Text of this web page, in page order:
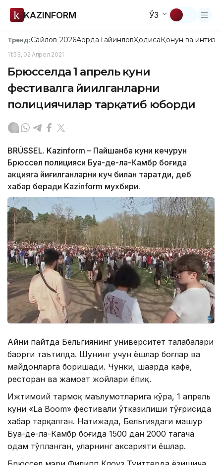
KAZINFORM ЎЗ
Тренд:Сайлов-2026АқордаТайинловҲодисаҚонун ва
11:53, 02 Апрел 2021
Брюсселда 1 апрель куни
фестивалга йиғилганларни
полициячилар тарқатиб юборди
BRÚSSEL. Kazinform – Пайшанба куни кечқурун
Брюссел полицияси Буа-де-ла-Камбр боғида
акцияга йиғилганларни куч билан тарқатди, деб
хабар беради Kazinform мухбири.
Айни пайтда Бельгиянинг университет талабалари
баҳорги таътилда. Шунинг учун ёшлар боғлар ва
майдонларга боришади. Чунки, шаҳарда кафе,
ресторан ва жамоат жойлари ёпиқ.
Ижтимоий тармоқ маълумотларига кўра, 1 апрель
куни «La Boom» фестивали ўтказилиши тўғрисида
хабар тарқалган. Натижада, Бельгиядаги машҳур
Буа-де-ла-Камбр боғида 1500 дан 2000 тагача
одам тўпланган, уларнинг аксарияти ёшлар.